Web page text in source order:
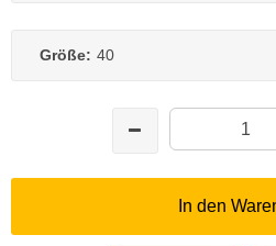
Größe: 40
In den